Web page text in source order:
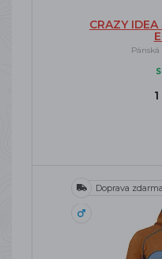
CRAZY
Doprava zdarma